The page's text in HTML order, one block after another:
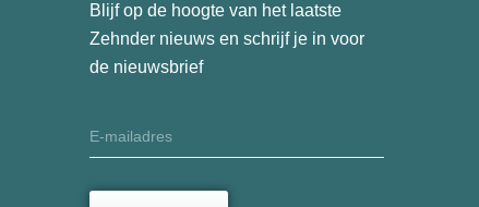
Blijf op de hoogte van het laatste
Zehnder nieuws en schrijf je in voor
de nieuwsbrief